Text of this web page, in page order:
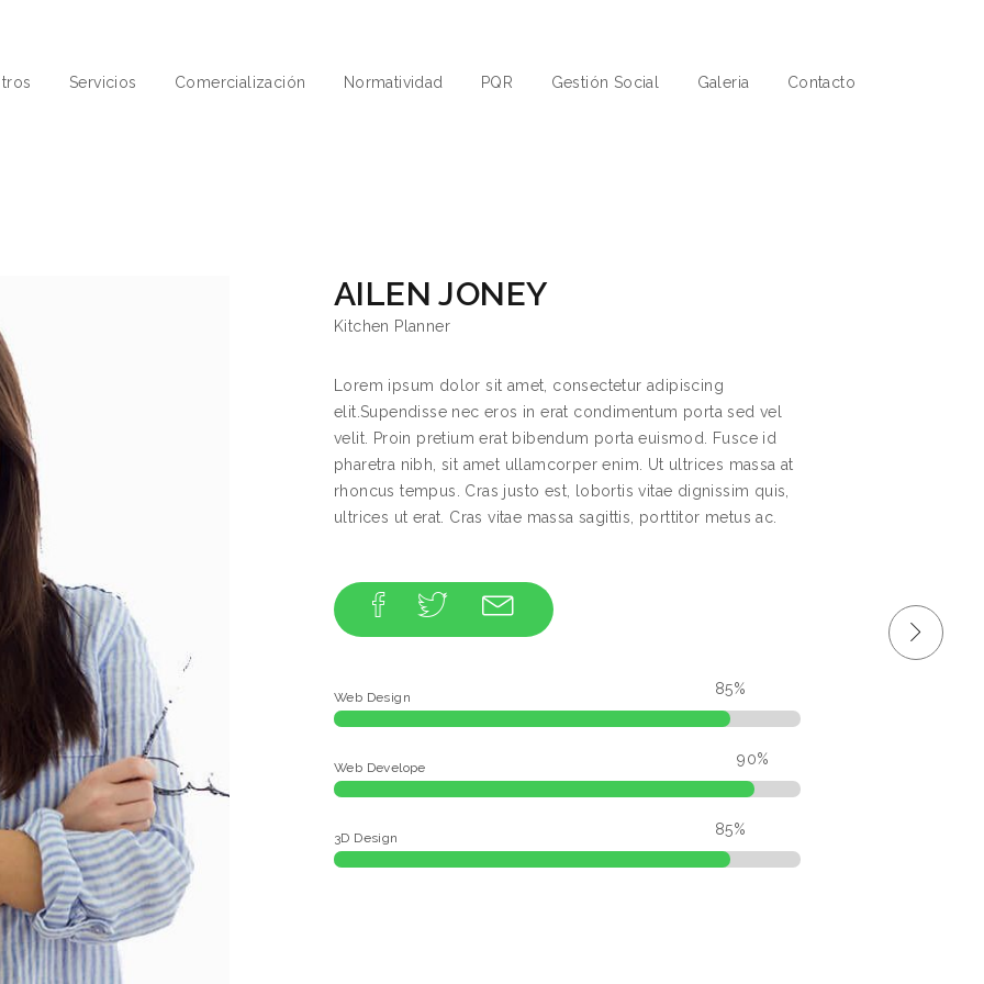
Servicios Comercialización Normatividad PQR Gestión Social Galeria Contacto
AILEN JONEY
Kitchen Planner
Lorem ipsum dolor sit amet, consectetur adipiscing
elit.Supendisse nec eros in erat condimentum porta sed vel
velit. Proin pretium erat bibendum porta euismod. Fusce id
pharetra nibh, sit amet ullamcorper enim. Ut ultrices massa at
rhoncus tempus. Cras justo est, lobortis vitae dignissim quis,
ultrices ut erat. Cras vitae massa sagittis, porttitor metus ac.
Web Design 85%
Web Develope 90%
3D Design 85%